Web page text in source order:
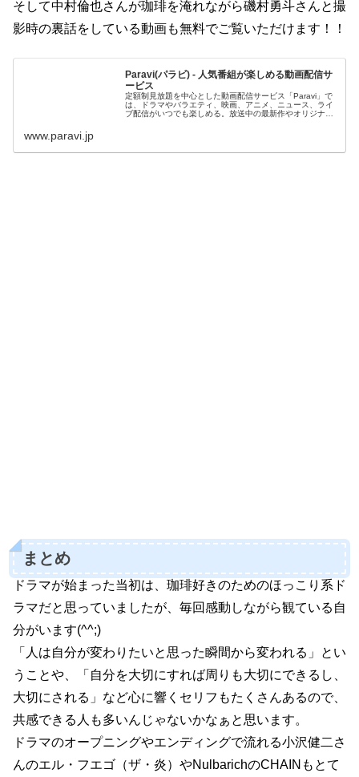
そして中村倫也さんが珈琲を淹れながら磯村勇斗さんと撮
影時の裏話をしている動画も無料でご覧いただけます！！
Paravi(パラビ) - 人気番組が楽しめる動画配信サ
ービス
定額制見放題を中心とした動画配信サービス「Paravi」で
は、ドラマやバラエティ、映画、アニメ、ニュース、ライ
ブ配信がいつでも楽しめる。放送中の最新作やオリジナル
www.paravi.jp
まとめ
ドラマが始まった当初は、珈琲好きのためのほっこり系ド
ラマだと思っていましたが、毎回感動しながら観ている自
分がいます(^^;)
「人は自分が変わりたいと思った瞬間から変われる」とい
うことや、「自分を大切にすれば周りも大切にできるし、
大切にされる」など心に響くセリフもたくさんあるので、
共感できる人も多いんじゃないかなぁと思います。
ドラマのオープニングやエンディングで流れる小沢健二さ
んのエル・フエゴ（ザ・炎）やNulbarichのCHAINもとて